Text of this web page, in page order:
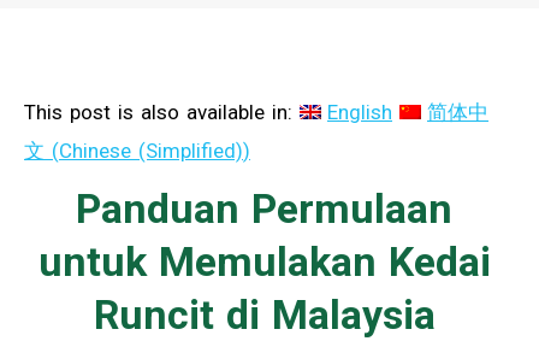
This post is also available in: English
简体中
文 (Chinese (Simplified))
Panduan Permulaan
untuk Memulakan Kedai
Runcit di Malaysia